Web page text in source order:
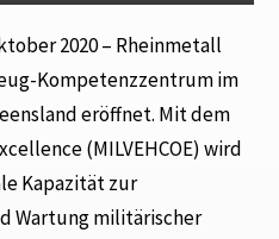
2020 – Rheinmetall
Kompetenzzentrum im
eröffnet. Mit dem
(MILVEHCOE) wird
Kapazität zur
Wartung militärischer